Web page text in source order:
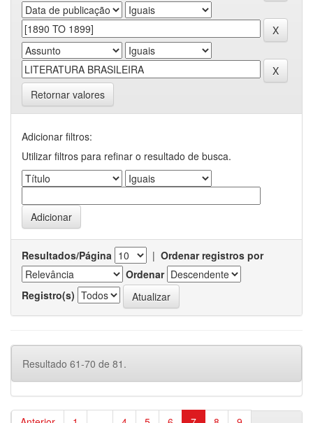
Retornar valores
Adicionar filtros:
Utilizar filtros para refinar o resultado de busca.
Resultados/Página | Ordenar registros por
Ordenar
Registro(s)
Resultado 61-70 de 81.